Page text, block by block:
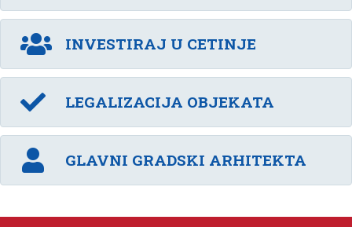
INVESTIRAJ U CETINJE
LEGALIZACIJA OBJEKATA
GLAVNI GRADSKI ARHITEKTA